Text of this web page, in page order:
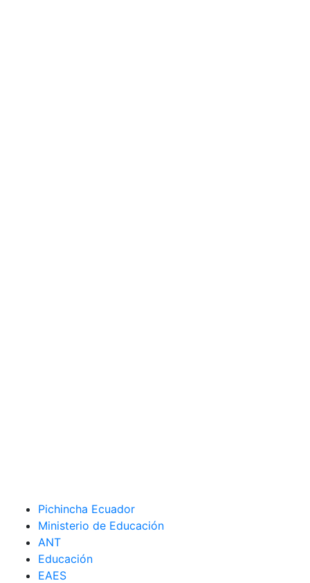
Pichincha Ecuador
Ministerio de Educación
ANT
Educación
EAES